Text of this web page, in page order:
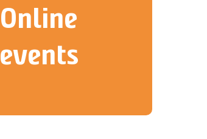
Online
events